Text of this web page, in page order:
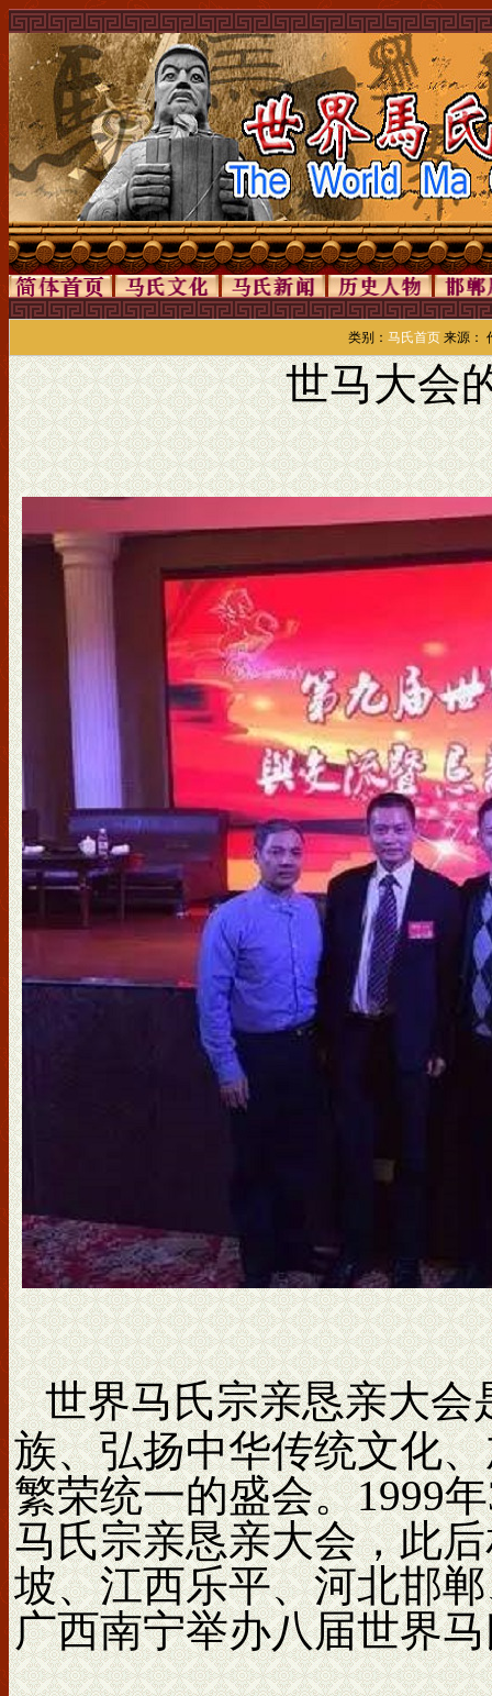
类别： 马氏首页 来源：
世马大会
世界马氏宗亲恳亲大
族、弘扬中华传统文化
繁荣统一的盛会。1999
马氏宗亲恳亲大会，此
坡、江西乐平、河北邯
广西南宁举办八届世界